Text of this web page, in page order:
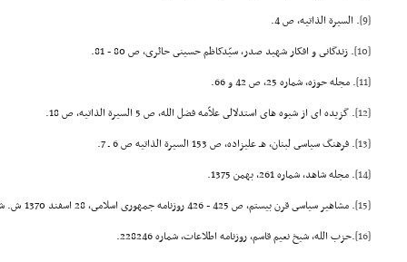
[9] . السیرة الذاتیه، ص 4.
[10]
. زندگانى و افکار شهید صدر، سیّدکاظم حسینى حائرى، ص 80 - 81.
[11]
. مجله حوزه، شماره 25، ص 42 و 66.
[12]
. گزیده اى از شیوه هاى استدلالى علاّمه فضل الله، ص 5 السیرة الذاتیه، ص 18.
[13]
. فرهنگ سیاسى لبنان، هـ علیزاده، ص 153 السیرة الذاتیه ص 6 ـ 7.
[14]
. مجله شاهد، شماره 261، بهمن 1375.
[15]
. مشاهیر سیاسى قرن بیستم، ص 425 - 426 روزنامه جمهورى اسلامى، 28 اسفند 1370 ش. شماره 3708.
[16]
.حزب الله، شیخ نعیم قاسم، روزنامه اطلاعات، شماره 228246.